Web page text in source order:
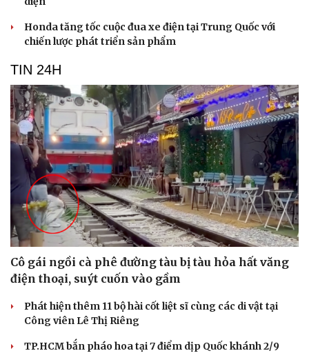
Văn hóa
Sân khấu - Điện ảnh
Âm nhạc
Di sản
Giải trí
Nghệ sĩ
Honda tăng tốc cuộc đua xe điện tại Trung Quốc với
chiến lược phát triển sản phẩm
TIN 24H
Cô gái ngồi cà phê đường tàu bị tàu hỏa hất văng
điện thoại, suýt cuốn vào gầm
Phát hiện thêm 11 bộ hài cốt liệt sĩ cùng các di vật tại
Công viên Lê Thị Riêng
TP.HCM bắn pháo hoa tại 7 điểm dịp Quốc khánh 2/9